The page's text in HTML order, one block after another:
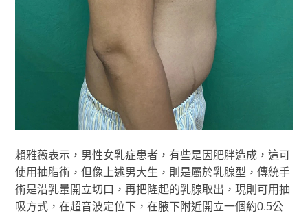
賴雅薇表示，男性女乳症患者，有些是因肥胖造成，這可
使用抽脂術，但像上述男大生，則是屬於乳腺型，傳統手
術是沿乳暈開立切口，再把隆起的乳腺取出，現則可用抽
吸方式，在超音波定位下，在腋下附近開立一個約0.5公